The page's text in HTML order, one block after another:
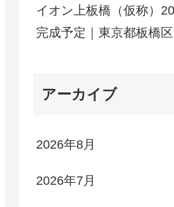
イオン上板橋（仮称）
完成予定｜東京都板橋区
アーカイブ
2026年8月
2026年7月